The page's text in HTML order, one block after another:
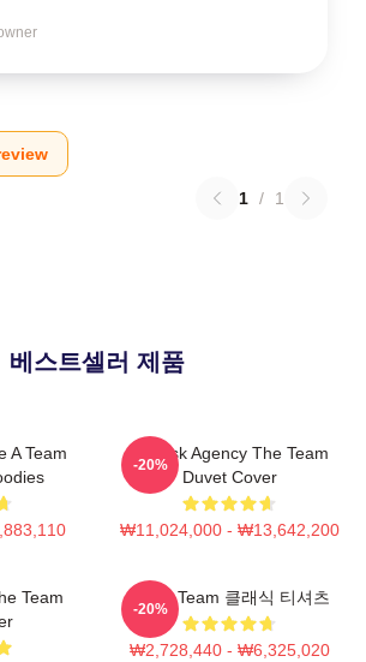
1 / 1
베스트셀러 제품
A Team
All-Risk Agency The Team
Duvet Cover
₩11,024,000 - ₩13,642,200
-20%
Team
The A Team 클래식 티셔츠
₩2,728,440 - ₩6,325,020
-20%